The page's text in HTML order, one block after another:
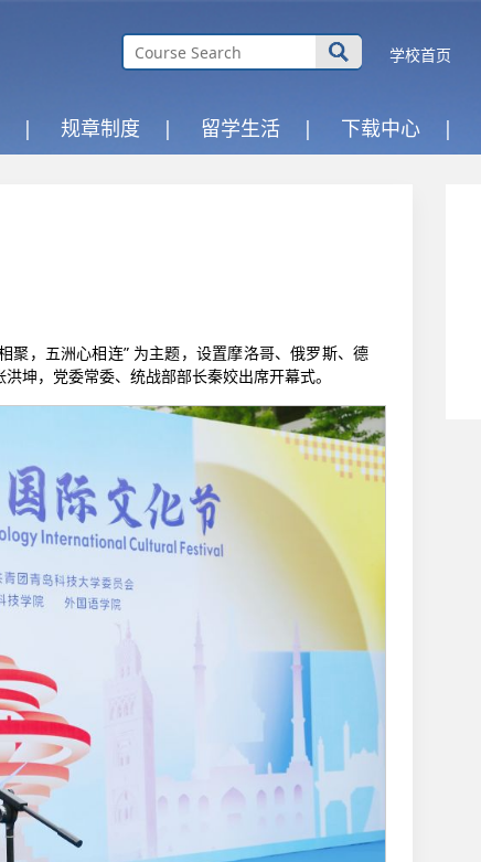
学校首页
| 规章制度 | 留学生活 | 下载中心 |
聚，五洲心相连” 为主题，设置摩洛哥、俄罗斯、德
坤，党委常委、统战部部长秦姣出席开幕式。